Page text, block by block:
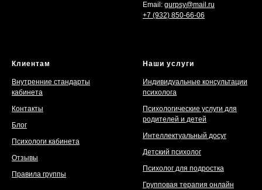
Email: gurpsy@mail.ru
+7 (932) 850-66-06
Клиентам
Внутренние стандарты
кабинета
Контакты
Блог
Психологи кабинета
Отзывы
Правила группы
Наши услуги
Индивидуальные консультации
психолога
Психологические услуги для
родителей и детей
Интеллектуальный досуг
Детский психолог
Психолог для подростка
Групповая терапия онлайн